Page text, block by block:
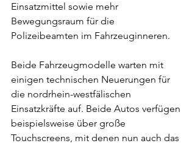
Einsatzmittel sowie mehr
Bewegungsraum für die
Polizeibeamten im Fahrzeuginneren.
Beide Fahrzeugmodelle warten mit
einigen technischen Neuerungen für
die nordrhein-westfälischen
Einsatzkräfte auf. Beide Autos verfügen
beispielsweise über große
Touchscreens, mit denen nun auch das